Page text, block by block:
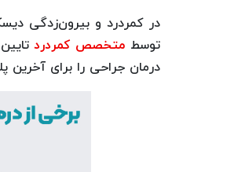
در کمردرد و بیرون‌زدگی
توسط متخصص کمردرد
درمان جراحی را برای آخرین